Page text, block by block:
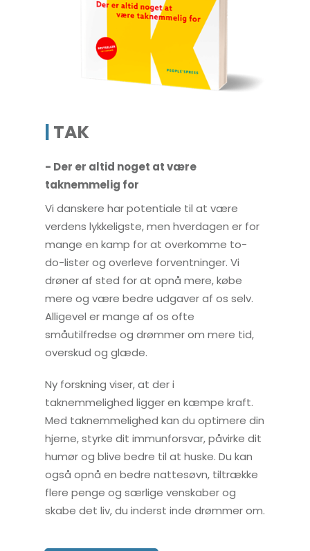
| TAK
- Der er altid noget at være
taknemmelig for
Vi danskere har potentiale til at være
verdens lykkeligste, men hverdagen er for
mange en kamp for at overkomme to-
do-lister og overleve forventninger. Vi
drøner af sted for at opnå mere, købe
mere og være bedre udgaver af os selv.
Alligevel er mange af os ofte
småutilfredse og drømmer om mere tid,
overskud og glæde.
Ny forskning viser, at der i
taknemmelighed ligger en kæmpe kraft.
Med taknemmelighed kan du optimere din
hjerne, styrke dit immunforsvar, påvirke dit
humør og blive bedre til at huske. Du kan
også opnå en bedre nattesøvn, tiltrække
flere penge og særlige venskaber og
skabe det liv, du inderst inde drømmer om.